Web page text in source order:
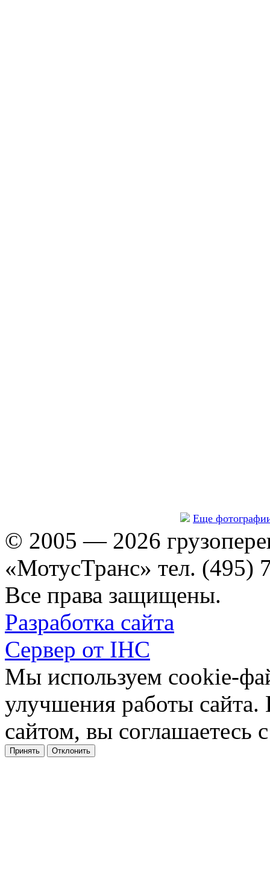
Еще
© 2005 — 2026
«МотусТранс» тел. (495)
Все права защищены.
Разработка сайта
Сервер от IHC
Мы используем cookie-
улучшения работы сайта.
сайтом, вы соглашаетесь
Принять Отклонить